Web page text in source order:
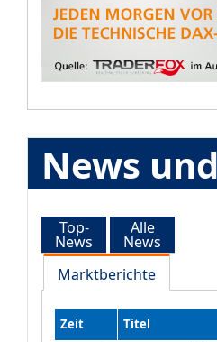
News
Top-
News
Alle
News
Marktberichte
Zeit
Titel